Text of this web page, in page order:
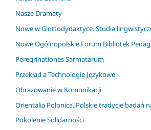
Nasze Dramaty
Nowe w Glottodydaktyce. Studia
Nowe Ogólnopolskie Forum Bibliotek
Peregrinationes Sarmatarum
Przekład a Technologie Językowe
Obrazowanie w Komunikacji
Orientalia Polonica. Polskie tradycje badań
Pokolenie Solidarności